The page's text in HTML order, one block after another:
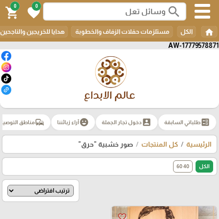
AW-17779578871
search
0
favorite
0
shopping_cart
home الكل مستلزمات حفلات الزفاف والخطوبة هدايا للخريجين والناجحين
ballotطلباتي السابقة account_box دخول تجار الجملة emoji_emotionsآراء زبائننا commuteمناطق
الرئيسية كل المنتجات صور خشبية "حرق"
الكل 40 60
favorite_border